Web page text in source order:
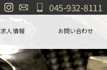
045-932-8111
求人情報 お問い合わせ